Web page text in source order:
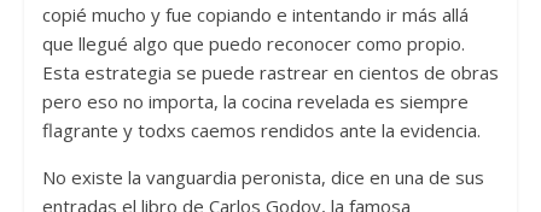
copié mucho y fue copiando e intentando ir más allá
que llegué algo que puedo reconocer como propio.
Esta estrategia se puede rastrear en cientos de obras
pero eso no importa, la cocina revelada es siempre
flagrante y todxs caemos rendidos ante la evidencia.
No existe la vanguardia peronista, dice en una de sus
entradas el libro de Carlos Godoy, la famosa